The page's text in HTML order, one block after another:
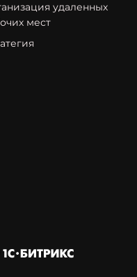
удаленных
мест